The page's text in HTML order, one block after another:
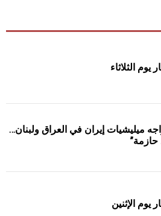
يوم الثلاثاء
ميليشيات إيران في العراق ولبنان…
حازمة”
يوم الإثنين